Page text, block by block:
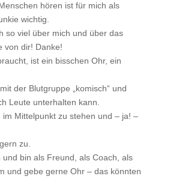
hören ist für mich als
wichtig.
so viel über mich und über das
von dir! Danke!
ist ein bisschen Ohr, ein
der Blutgruppe „komisch“ und
Leute unterhalten kann.
im Mittelpunkt zu stehen und – ja! –
zu.
und bin als Freund, als Coach, als
und gebe gerne Ohr – das könnten